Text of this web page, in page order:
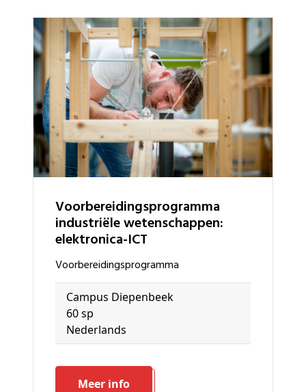
voorbereidingsprogramma
industriële wetenschappen:
elektronica-ICT
voorbereidingsprogramma
Campus Diepenbeek
60 sp
Nederlands
Meer info